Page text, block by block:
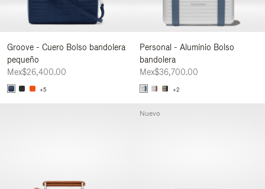
Groove - Cuero Bolso bandolera
pequeño
Mex$26,400.00
+5
Personal - Aluminio Bolso
bandolera
Mex$36,700.00
+2
Nuevo